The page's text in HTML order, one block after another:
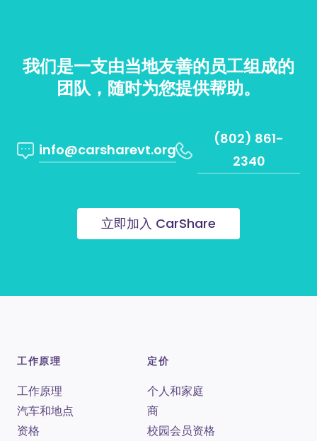
我们是一支由当地友善的员工组成的
团队，随时为您提供帮助。
info@carsharevt.org
(802) 861-
2340
立即加入 CarShare
工作原理
工作原理
汽车和地点
资格
定价
个人和家庭
商
校园会员资格